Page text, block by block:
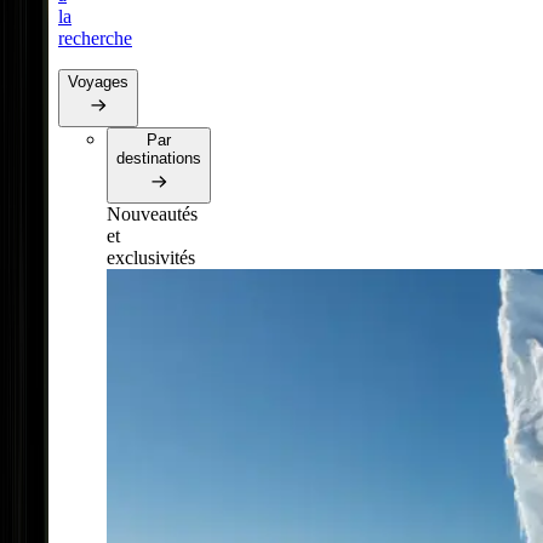
la
recherche
Voyages
Par
destinations
Nouveautés
et
exclusivités